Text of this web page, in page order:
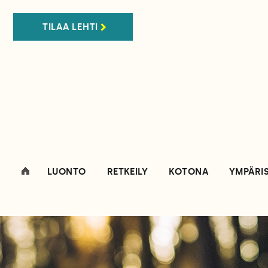
TILAA LEHTI
LUONTO RETKEILY KOTONA